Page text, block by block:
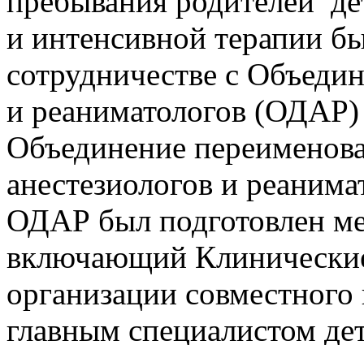
и интенсивной терапии
сотрудничестве с
и реаниматологов
Объединение
анестезиологов и
ОДАР был подготовлен
включающий
организации
главным специалистом